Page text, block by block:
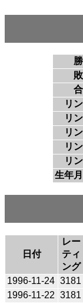
リ
リ
リ
リ
リ
生年月
日付
レー
ティ
ング
1996-11-24 3181
1996-11-22 3181